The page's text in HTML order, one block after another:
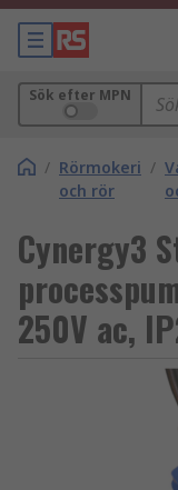
Sök efter MPN
/ Rörmokeri
och rör
/
Cynergy3
250V ac,